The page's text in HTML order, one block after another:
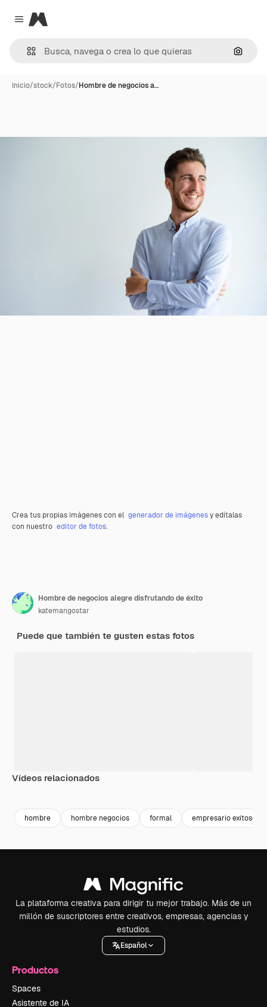
Close menu
Magnific
Inicio/stock/Fotos/Hombre de negocios a…
Crea tus propias imágenes con el generador de imágenesy edítalas
con nuestro editor de fotos.
Hombre de negocios alegre disfrutando de éxito
katemangostar
Puede que también te gusten estas fotos
Vídeos relacionados
hombre hombre negocios formal empresario exitoso
La plataforma creativa para dirigir tu mejor trabajo. Más de un
millón de suscriptores entre creativos, empresas, agencias y
estudios.
Español
Productos
Spaces
Asistente de IA